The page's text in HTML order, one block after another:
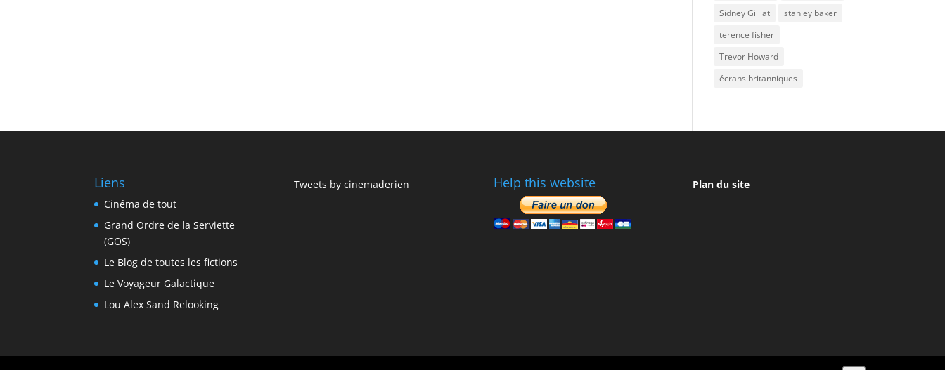
Sidney Gilliat
stanley baker
terence fisher
Trevor Howard
écrans britanniques
Liens
Cinéma de tout
Grand Ordre de la Serviette
(GOS)
Le Blog de toutes les fictions
Le Voyageur Galactique
Lou Alex Sand Relooking
Tweets by cinemaderien Help this website Plan du site